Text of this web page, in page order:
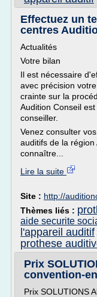
Effectuez un
centres
Actualités
Votre bilan
Il est nécessaire
avec précision
crainte sur la
Audition Conseil
conseiller.
Venez consulter
auditifs de la
connaître...
Lire la suite
Site : http://
Thèmes liés :
aide securite
l'appareil auditif
prothese
Prix
convention-
Prix SOLUTIONS